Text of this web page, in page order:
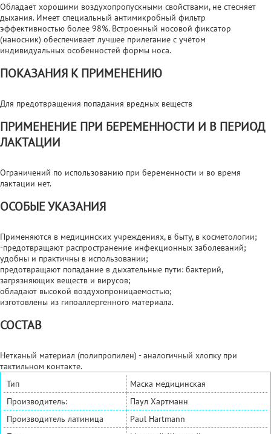
Обладает хорошими воздухопропускными свойствами, не стесняет
дыхания. Имеет специальный антимикробный фильтр
эффективностью более 98%. Встроенный носовой фиксатор
(наносник) обеспечивает лучшее прилегание с учётом
индивидуальных особенностей формы носа.
ПОКАЗАНИЯ К ПРИМЕНЕНИЮ
Для предотвращения попадания вредных веществ
ПРИМЕНЕНИЕ ПРИ БЕРЕМЕННОСТИ И В ПЕРИОД
ЛАКТАЦИИ
Ограничений по использованию при беременности и во время
лактации нет.
ОСОБЫЕ УКАЗАНИЯ
Применяются в медицинских учреждениях, в быту, в косметологии;
-предотвращают распространение инфекционных заболеваний;
удобны и практичны в использовании;
предотвращают попадание в дыхательные пути: бактерий,
загрязняющих веществ и вирусов;
обладают высокой воздухопроницаемостью;
изготовлены из гипоаллергенного материала.
СОСТАВ
Нетканый материал (полипропилен) - аналогичный хлопку при
тактильном контакте.
Тип
Маска медицинская
Производитель:
Паул Хартманн
Производитель латиница
Paul Hartmann